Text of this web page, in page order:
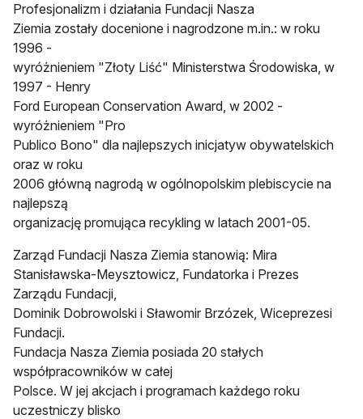
Profesjonalizm i działania Fundacji Nasza
Ziemia zostały docenione i nagrodzone m.in.: w roku
1996 -
wyróżnieniem "Złoty Liść" Ministerstwa Środowiska, w
1997 - Henry
Ford European Conservation Award, w 2002 -
wyróżnieniem "Pro
Publico Bono" dla najlepszych inicjatyw obywatelskich
oraz w roku
2006 główną nagrodą w ogólnopolskim plebiscycie na
najlepszą
organizację promująca recykling w latach 2001-05.
Zarząd Fundacji Nasza Ziemia stanowią: Mira
Stanisławska-Meysztowicz, Fundatorka i Prezes
Zarządu Fundacji,
Dominik Dobrowolski i Sławomir Brzózek, Wiceprezesi
Fundacji.
Fundacja Nasza Ziemia posiada 20 stałych
współpracowników w całej
Polsce. W jej akcjach i programach każdego roku
uczestniczy blisko